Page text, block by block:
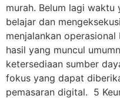
murah. Belum lagi
belajar dan
menjalankan
hasil yang muncul
ketersediaan sumber
fokus yang dapat
pemasaran digital. 5